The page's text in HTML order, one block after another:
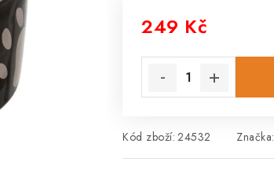
249 Kč
Kód zboží: 24532 Značka: